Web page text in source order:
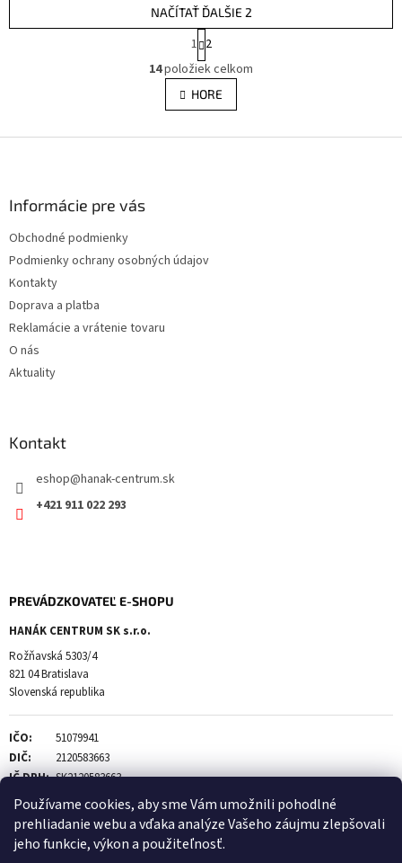
Používame cookies, aby sme Vám umožnili pohodlné
prehliadanie webu a vďaka analýze Vašeho záujmu zlepšovali
jeho funkcie, výkon a použiteľnosť.
O
v
l
á
k
NAČÍTAŤ ĎALŠIE 2
S
t
r
á
n
k
v
1 2
14položiek celkom
HORE
Informácie pre vás
Obchodné podmienky
Podmienky ochrany osobných údajov
Kontakty
Doprava a platba
Reklamácie a vrátenie tovaru
O nás
Aktuality
Kontakt
eshop@hanak-centrum.sk
+421 911 022 293
PREVÁDZKOVATEĽ E-SHOPU
HANÁK CENTRUM SK s.r.o.
Rožňavská 5303/4
821 04 Bratislava
Slovenská republika
IČO:
51079941
DIČ:
2120583663
IČ DPH: SK2120583663